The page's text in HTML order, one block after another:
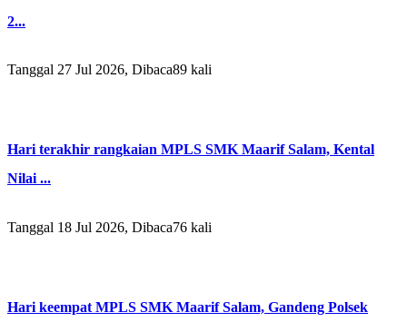
2...
Tanggal 27 Jul 2026, Dibaca89 kali
Hari terakhir rangkaian MPLS SMK Maarif Salam, Kental
Nilai ...
Tanggal 18 Jul 2026, Dibaca76 kali
Hari keempat MPLS SMK Maarif Salam, Gandeng Polsek